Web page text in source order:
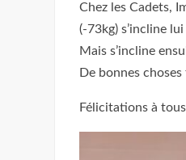
Chez les Cadets,
(-73kg) s’incline
Mais s’incline
De bonnes
Félicitations à